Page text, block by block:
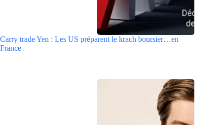
Carry trade Yen : Les US préparent le krach boursier…en
France